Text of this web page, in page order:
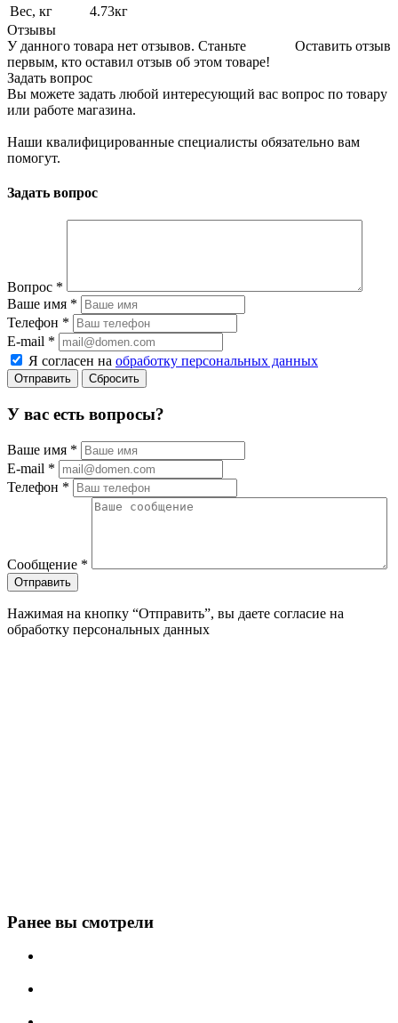
Вес, кг
4.73кг
Отзывы
Оставить отзыв
У данного товара нет отзывов. Станьте
первым, кто оставил отзыв об этом товаре!
Задать вопрос
Вы можете задать любой интересующий вас вопрос по товару
или работе магазина.
Наши квалифицированные специалисты обязательно вам
помогут.
Задать вопрос
Вопрос *
Ваше имя *
Телефон *
E-mail *
Я согласен на обработку персональных данных
Сбросить
У вас есть вопросы?
Ваше имя *
E-mail *
Телефон *
Сообщение *
Нажимая на кнопку “Отправить”, вы даете согласие на
обработку персональных данных
Ранее вы смотрели